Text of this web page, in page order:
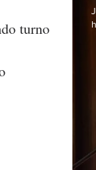
turno